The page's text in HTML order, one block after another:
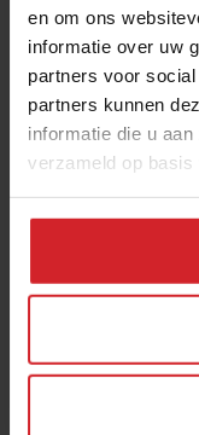
en om ons
informatie over uw
partners voor
partners kunnen
informatie die u
verzameld op
Waarom we